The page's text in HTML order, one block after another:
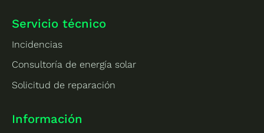
Servicio técnico
Incidencias
Consultoría de energía solar
Solicitud de reparación
Información